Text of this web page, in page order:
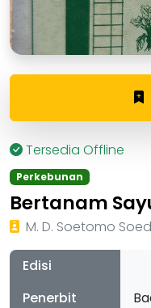
Tersedia Offline
Perkebunan
Bertanam
M. D. Soetomo
Edisi
Penerbit